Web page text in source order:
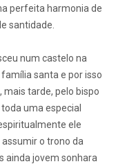
perfeita harmonia de
santidade.
num castelo na
santa e por isso
tarde, pelo bispo
uma especial
ele
o trono da
ainda jovem sonhara